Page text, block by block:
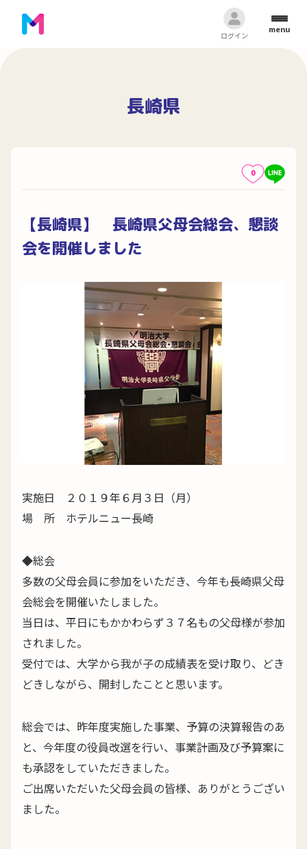
ログイン
menu
長崎県
0
【長崎県】 長崎県父母会総会、懇談
会を開催しました
実施日 ２０１９年６月３日（月）
場 所 ホテルニュー長崎
◆総会
多数の父母会員に参加をいただき、今年も長崎県父母
会総会を開催いたしました。
当日は、平日にもかかわらず３７名もの父母様が参加
されました。
受付では、大学から我が子の成績表を受け取り、どき
どきしながら、開封したことと思います。
総会では、昨年度実施した事業、予算の決算報告のあ
と、今年度の役員改選を行い、事業計画及び予算案に
も承認をしていただきました。
ご出席いただいた父母会員の皆様、ありがとうござい
ました。